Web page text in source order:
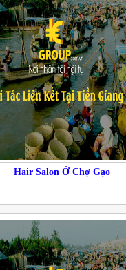
Hair Salon Ở Chợ Gạo